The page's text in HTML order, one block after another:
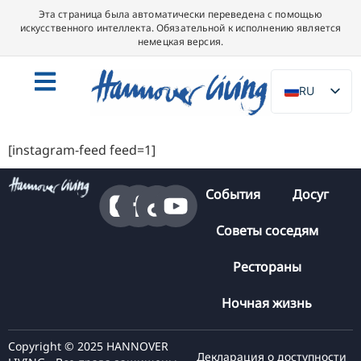
Эта страница была автоматически переведена с помощью
искусственного интеллекта. Обязательной к исполнению является
немецкая версия.
RU
DE
NL
PL
SV
FR
PT
[instagram-feed feed=1]
События Досуг
Советы соседям
Рестораны
Ночная жизнь
Copyright © 2025 HANNOVER
Декларация о доступности